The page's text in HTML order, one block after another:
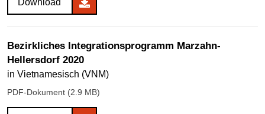
Download
Bezirkliches Integrationsprogramm Marzahn-
Hellersdorf 2020
in Vietnamesisch (VNM)
PDF-Dokument (2.9 MB)